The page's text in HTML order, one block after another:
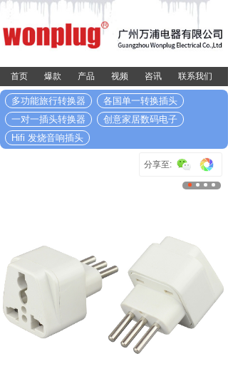
首页 爆款 产品 视频 咨讯 联系我们
多功能旅行转换器
各国单一转换插头
一对一插头转换器
创意家居数码电子
Hifi 发烧音响插头
分享至: